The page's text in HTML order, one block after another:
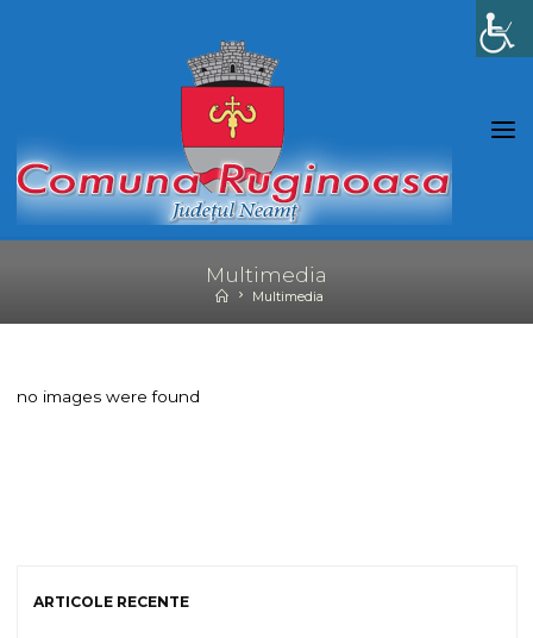
Multimedia
HomeMultimedia
no images were found
ARTICOLE RECENTE